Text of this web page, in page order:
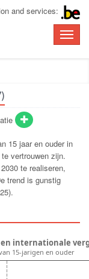
and services:
Toggle
15 jaar en ouder in
vertrouwen zijn.
te realiseren,
trend is gunstig
en internationale
15-jarigen en ouder